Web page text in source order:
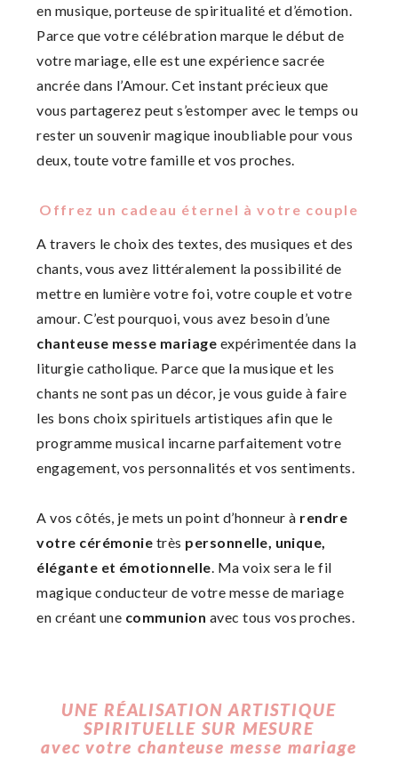
en musique, porteuse de spiritualité et d’émotion.
Parce que votre célébration marque le début de
votre mariage, elle est une expérience sacrée
ancrée dans l’Amour. Cet instant précieux que
vous partagerez peut s’estomper avec le temps ou
rester un souvenir magique inoubliable pour vous
deux, toute votre famille et vos proches.
Offrez un cadeau éternel à votre couple
A travers le choix des textes, des musiques et des
chants, vous avez littéralement la possibilité de
mettre en lumière votre foi, votre couple et votre
amour. C’est pourquoi, vous avez besoin d’une
chanteuse messe mariage expérimentée dans la
liturgie catholique. Parce que la musique et les
chants ne sont pas un décor, je vous guide à faire
les bons choix spirituels artistiques afin que le
programme musical incarne parfaitement votre
engagement, vos personnalités et vos sentiments.
A vos côtés, je mets un point d’honneur à rendre
votre cérémonie très personnelle, unique,
élégante et émotionnelle . Ma voix sera le fil
magique conducteur de votre messe de mariage
en créant une communion avec tous vos proches.
UNE RÉALISATION ARTISTIQUE
SPIRITUELLE SUR MESURE
avec votre chanteuse messe mariage